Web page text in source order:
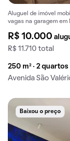
Aluguel de imóvel
vagas na garagem em
R$ 10.000
R$ 11.710 total
250 m² · 2 quartos
Avenida São
Baixou o preço